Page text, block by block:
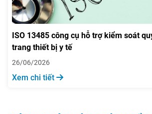
ISO 13485 công cụ hỗ trợ kiểm soát
trang thiết bị y tế
26/06/2026
Xem chi tiết